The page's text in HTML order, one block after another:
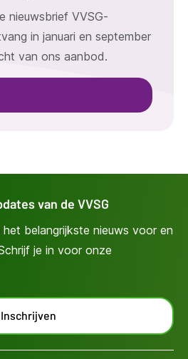
nieuwsbrief VVSG-
in januari en september
van ons aanbod.
van de VVSG
belangrijkste nieuws voor en
je in voor onze
Inschrijven